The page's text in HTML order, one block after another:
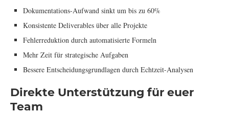
Dokumentations-Aufwand sinkt um bis zu 60%
Konsistente Deliverables über alle Projekte
Fehlerreduktion durch automatisierte Formeln
Mehr Zeit für strategische Aufgaben
Bessere Entscheidungsgrundlagen durch Echtzeit-Analysen
Direkte Unterstützung für euer
Team